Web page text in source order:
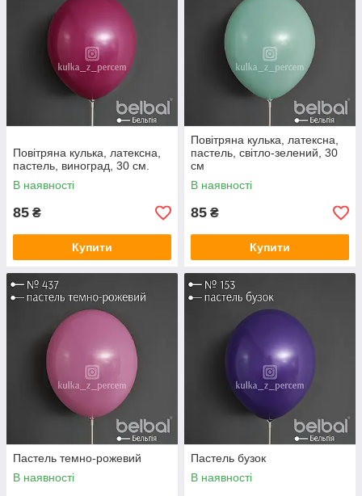
Повітряна кулька, латексна,
пастель, виноград, 30 см.
В наявності
85 ₴
Купити
Повітряна кулька, латексна,
пастель, світло-зелений, 30
см
В наявності
85 ₴
Купити
Пастель темно-рожевий
В наявності
Пастель бузок
В наявності